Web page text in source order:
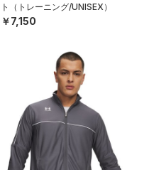
ト（トレーニング/UNISEX）
￥7,150